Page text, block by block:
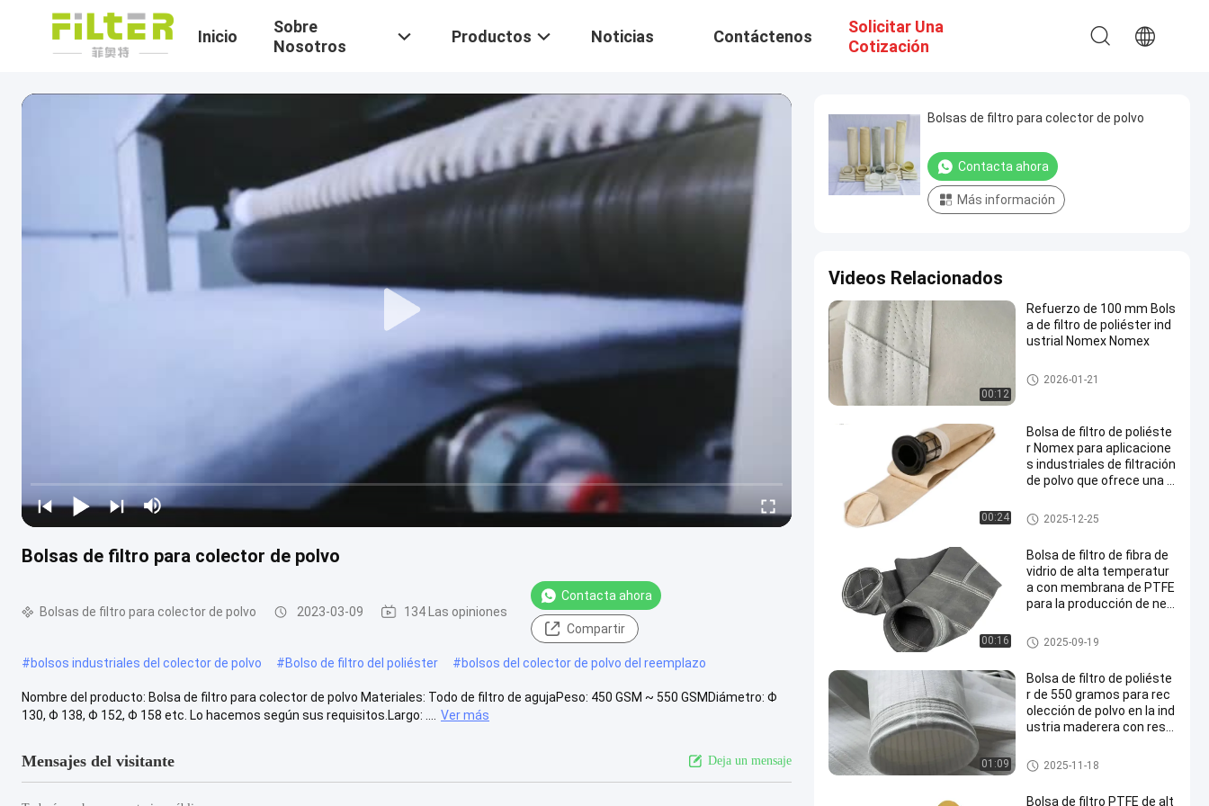
Inicio
Sobre
Nosotros
Productos Noticias Contáctenos
Solicitar Una
Cotización
Bolsas de filtro para colector de polvo
Bolsas de filtro para colector de polvo 2023-03-09 134 Las opiniones
Contacta ahora
Compartir
#bolsos industriales del colector de polvo #Bolso de filtro del poliéster #bolsos del colector de polvo del reemplazo
Nombre del producto: Bolsa de filtro para colector de polvo Materiales: Todo de filtro de agujaPeso: 450 GSM ~ 550 GSMDiámetro: Φ
130, Φ 138, Φ 152, Φ 158 etc. Lo hacemos según sus requisitos.Largo: ....
Ver más
Mensajes del visitante Deja un mensaje
Bolsas de filtro para colector de polvo
Contacta ahora
Más información
Videos Relacionados
00:12
Refuerzo de 100 mm Bols
a de filtro de poliéster ind
ustrial Nomex Nomex
bolsas de filtro de alta temper
atura
2026-01-21
00:24
Bolsa de filtro de poliéste
r Nomex para aplicacione
s industriales de filtración
de polvo que ofrece una p
ire y resistencia a altas te
mperaturas
Bolsas de filtro para colector d
e polvo
2025-12-25
00:16
Bolsa de filtro de fibra de
vidrio de alta temperatur
a con membrana de PTFE
para la producción de neg
bolsas de filtro de fibra de vidri
o
2025-09-19
01:09
Bolsa de filtro de poliéste
r de 550 gramos para rec
olección de polvo en la ind
ustria maderera con resis
as
Bolso de filtro del poliéster
2025-11-18
Bolsa de filtro PTFE de alt